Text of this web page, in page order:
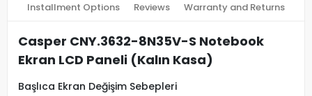
Installment Options Reviews Warranty and Returns
Casper CNY.3632-8N35V-S Notebook
Ekran LCD Paneli (Kalın Kasa)
Başlıca Ekran Değişim Sebepleri